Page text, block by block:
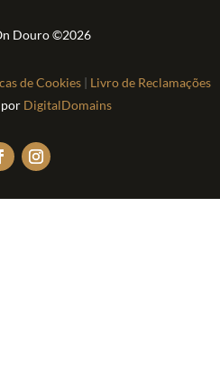
Douro ©2026
de Cookies | Livro de Reclamações
DigitalDomains